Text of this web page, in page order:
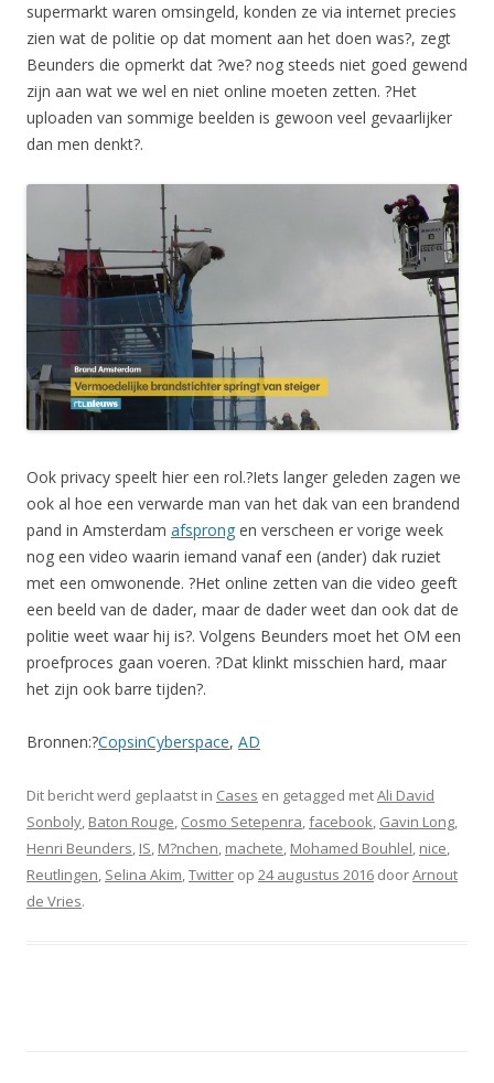
supermarkt waren omsingeld, konden ze via internet precies
zien wat de politie op dat moment aan het doen was?, zegt
Beunders die opmerkt dat ?we? nog steeds niet goed gewend
zijn aan wat we wel en niet online moeten zetten. ?Het
uploaden van sommige beelden is gewoon veel gevaarlijker
dan men denkt?.
Ook privacy speelt hier een rol.?Iets langer geleden zagen we
ook al hoe een verwarde man van het dak van een brandend
pand in Amsterdam afsprong en verscheen er vorige week
nog een video waarin iemand vanaf een (ander) dak ruziet
met een omwonende. ?Het online zetten van die video geeft
een beeld van de dader, maar de dader weet dan ook dat de
politie weet waar hij is?. Volgens Beunders moet het OM een
proefproces gaan voeren. ?Dat klinkt misschien hard, maar
het zijn ook barre tijden?.
Bronnen:?CopsinCyberspace, AD
Dit bericht werd geplaatst in Cases en getagged metAli David
Sonboly, Baton Rouge, Cosmo Setepenra,facebook, Gavin Long,
Henri Beunders, IS, M?nchen, machete, Mohamed Bouhlel, nice,
Reutlingen, Selina Akim,Twitter op 24 augustus 2016 doorArnout
de Vries.